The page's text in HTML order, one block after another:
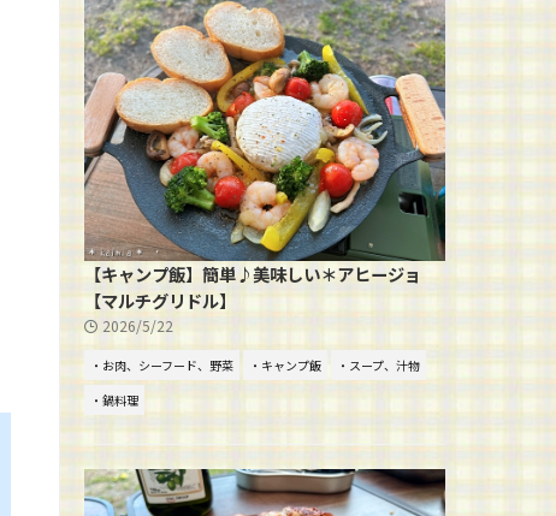
【キャンプ飯】簡単♪美味しい＊アヒージョ
【マルチグリドル】
2026/5/22
・お肉、シーフード、野菜 ・キャンプ飯
・スープ、汁物
・鍋料理